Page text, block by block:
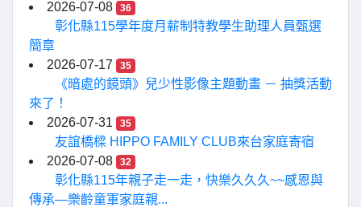
2026-07-08
36
彰化縣115學年度月薪制特教學生助理人員甄選
簡章
2026-07-17
35
《暗處的鏡頭》兒少性影像主題動畫 － 抽獎活動
來了！
2026-07-31
35
友誼橋樑 HIPPO FAMILY CLUB來台家庭寄宿
2026-07-08
32
彰化縣115年親子走一走，快樂久久久~~感恩與
傳承—樂齡童軍家庭親...